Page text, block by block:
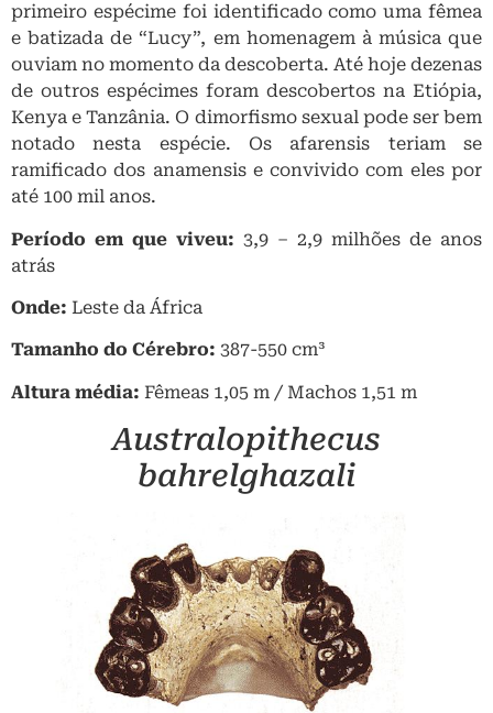
primeiro espécime foi identificado como uma fêmea
e batizada de “Lucy”, em homenagem à música que
ouviam no momento da descoberta. Até hoje dezenas
de outros espécimes foram descobertos na Etiópia,
Kenya e Tanzânia. O dimorfismo sexual pode ser bem
notado nesta espécie. Os afarensis teriam se
ramificado dos anamensis e convivido com eles por
até 100 mil anos.
Período em que viveu: 3,9 – 2,9 milhões de anos
atrás
Onde: Leste da África
Tamanho do Cérebro: 387-550 cm³
Altura média: Fêmeas 1,05 m / Machos 1,51 m
Australopithecus
bahrelghazali